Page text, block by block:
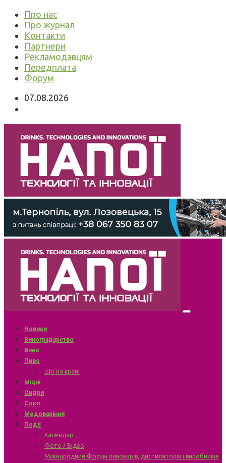
Про нас
Про журнал
Контакти
Партнери
Рекламодавцям
Передплата
Форум
07.08.2026
Новини
Виноградарство
Вино
Пиво
Що на крані
Міцні
Сидри
Соки
Медоваріння
Події
Календар
Фото / Відео
Міжнародний Форум пивоварів, дистиляторів і виробників